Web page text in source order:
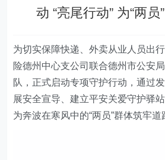
动 “亮尾行动” 为“两
为切实保障快递、外卖从业人员出
险德州中心支公司联合德州市公安
队，正式启动专项守护行动，通过
展安全宣导 、建立平安关爱守护驿
为奔波在寒风中的“两员”群体筑牢